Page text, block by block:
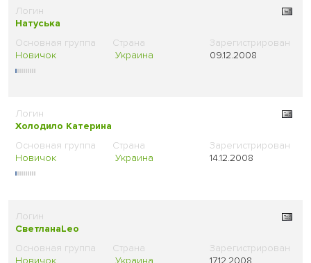
Натуська
Новичок Украина 09.12.2008
Холодило Катерина
Новичок Украина 14.12.2008
СветланаLeo
Новичок Украина 17.12.2008